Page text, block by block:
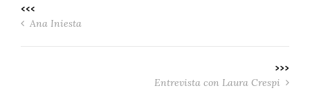
<<<
Ana Iniesta
>>>
Entrevista con Laura Crespi